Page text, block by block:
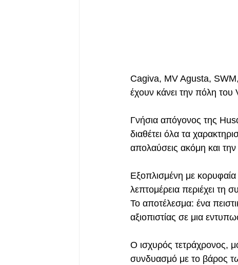
Cagiva, MV Agusta,
έχουν κάνει την πόλη
Γνήσια απόγονος της
διαθέτει όλα τα
απολαύσεις ακόμη και
Εξοπλισμένη με κορυφαία
λεπτομέρεια περιέχει τη
Το αποτέλεσμα: ένα
αξιοπιστίας σε μια
Ο ισχυρός τετράχρονος,
συνδυασμό με το βάρος